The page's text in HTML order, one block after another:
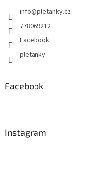
info@pletanky.cz
778069212
Facebook
pletanky
Facebook
Instagram